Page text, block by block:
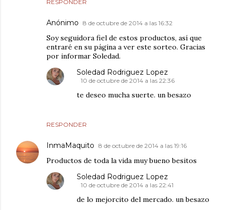
RESPONDER
Anónimo 8 de octubre de 2014 a las 16:32
Soy seguidora fiel de estos productos, así que
entraré en su página a ver este sorteo. Gracias
por informar Soledad.
RESPONDER
Soledad Rodriguez Lopez
10 de octubre de 2014 a las 22:36
te deseo mucha suerte. un besazo
InmaMaquito 8 de octubre de 2014 a las 19:16
Productos de toda la vida muy bueno besitos
Soledad Rodriguez Lopez
10 de octubre de 2014 a las 22:41
de lo mejorcito del mercado. un besazo